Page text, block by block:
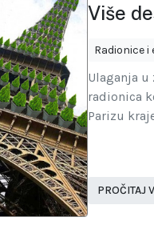
Više
Radionice i
Ulaganja
radionica
Parizu
PROČITAJ